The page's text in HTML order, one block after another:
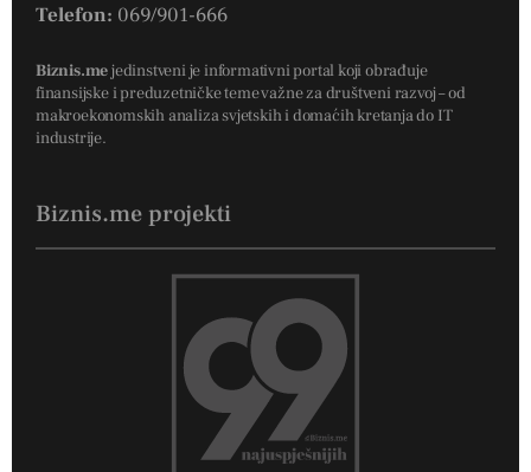
Telefon: 069/901-666
Biznis.mejedinstveni je informativni portal koji obrađuje
finansijske i preduzetničke teme važne za društveni razvoj – od
makroekonomskih analiza svjetskih i domaćih kretanja do IT
industrije.
Biznis.me projekti